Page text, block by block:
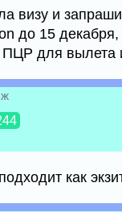
визу и
до 15
для вылета
ж
как